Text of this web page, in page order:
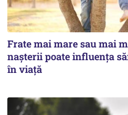
Frate mai mare sau mai
nașterii poate influența
în viață